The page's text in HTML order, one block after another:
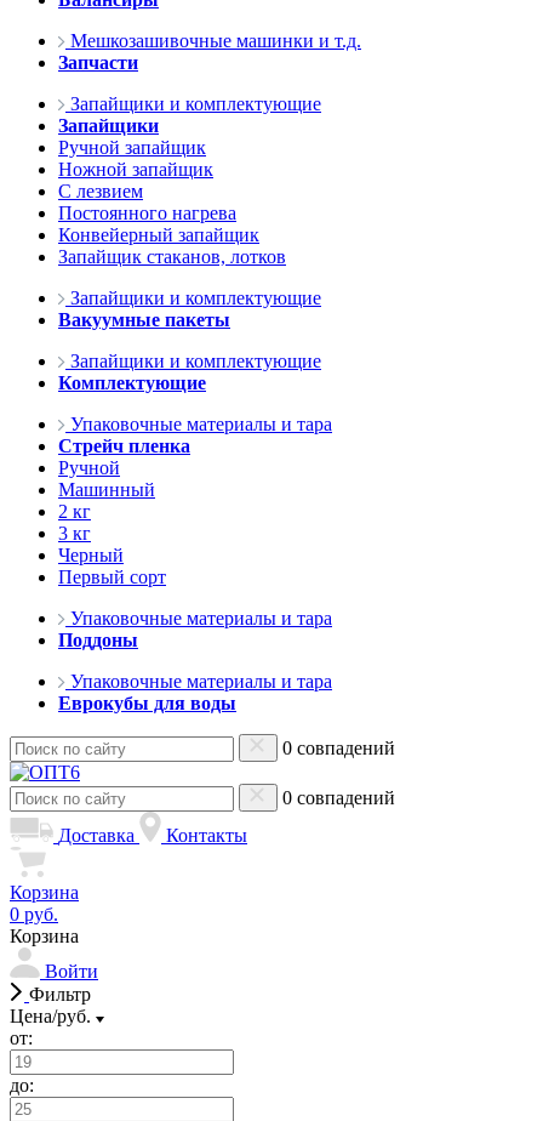
Мешкозашивочные машинки и т.д.
Запчасти
Запайщики и комплектующие
Запайщики
Ручной запайщик
Ножной запайщик
С лезвием
Постоянного нагрева
Конвейерный запайщик
Запайщик стаканов, лотков
Запайщики и комплектующие
Вакуумные пакеты
Запайщики и комплектующие
Комплектующие
Упаковочные материалы и тара
Стрейч пленка
Ручной
Машинный
2 кг
3 кг
Черный
Первый сорт
Упаковочные материалы и тара
Поддоны
Упаковочные материалы и тара
Еврокубы для воды
0 совпадений
0 совпадений
Доставка
Контакты
Корзина
0 руб.
Корзина
Войти
Фильтр
Цена/руб.
от:
до: